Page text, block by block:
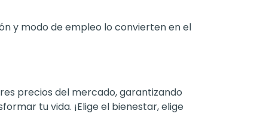
y modo de empleo lo convierten en el
precios del mercado, garantizando
tu vida. ¡Elige el bienestar, elige